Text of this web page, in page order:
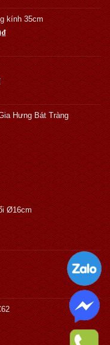
kính 35cm
₫
Hưng Bát Tràng
Ø16cm